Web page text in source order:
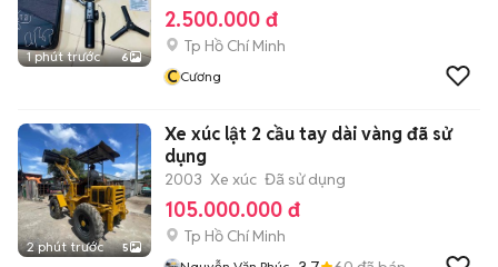
1 phút trước 6
2.500.000 đ
Tp Hồ Chí Minh
CCương
2 phút trước 5
Xe xúc lật 2 cầu tay dài vàng đã sử
dụng
2003 Xe xúc Đã sử dụng
105.000.000 đ
Tp Hồ Chí Minh